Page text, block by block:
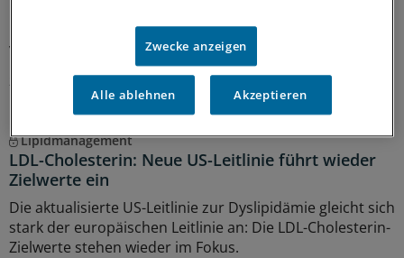
Gesundheitsminister Carsten Linnemann lautet: Bitte
viel Zeit für die Umsetzung mitbringen!
28.07.2026
Lipidmanagement
LDL-Cholesterin: Neue US-Leitlinie führt wieder
Zielwerte ein
Die aktualisierte US-Leitlinie zur Dyslipidämie gleicht sich
stark der europäischen Leitlinie an: Die LDL-Cholesterin-
Zielwerte stehen wieder im Fokus.
Zwecke anzeigen
Alle ablehnen Akzeptieren